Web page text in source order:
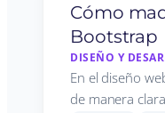
Cómo
Bootstrap
DISEÑO Y
En el diseño
de manera